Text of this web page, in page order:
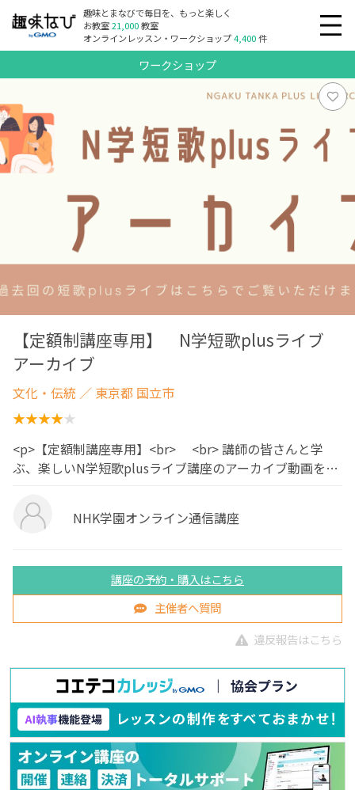
趣味とまなびで毎日を、もっと楽しく
お教室21,000教室
オンラインレッスン・ワークショップ4,400件
ワークショップ
【定額制講座専用】 N学短歌plusライブ
アーカイブ
文化・伝統 ／ 東京都 国立市
<p>【定額制講座専用】<br> <br> 講師の皆さんと学
ぶ、楽しいN学短歌plusライブ講座のアーカイブ動画を…
NHK学園オンライン通信講座
講座の予約・購入はこちら
主催者へ質問
違反報告はこちら